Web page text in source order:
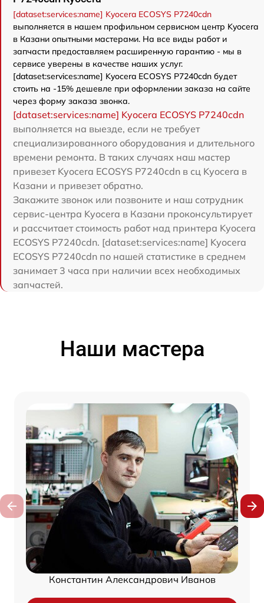
[dataset:services:name] Kyocera ECOSYS P7240cdn
выполняется в нашем профильном сервисном центр Kyocera
в Казани опытными мастерами. На все виды работ и
запчасти предоставляем расширенную гарантию - мы в
сервисе уверены в качестве наших услуг.
[dataset:services:name] Kyocera ECOSYS P7240cdn будет
стоить на -15% дешевле при оформлении заказа на сайте
через форму заказа звонка.
[dataset:services:name] Kyocera ECOSYS P7240cdn
выполняется на выезде, если не требует
специализированного оборудования и длительного
времени ремонта. В таких случаях наш мастер
привезет Kyocera ECOSYS P7240cdn в сц Kyocera в
Казани и привезет обратно.
Закажите звонок или позвоните и наш сотрудник
сервис-центра Kyocera в Казани проконсультирует
и рассчитает стоимость работ над принтера Kyocera
ECOSYS P7240cdn. [dataset:services:name] Kyocera
ECOSYS P7240cdn по нашей статистике в среднем
занимает 3 часа при наличии всех необходимых
запчастей.
Наши мастера
Константин Александрович Иванов